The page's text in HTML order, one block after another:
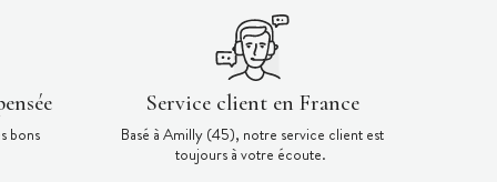
bons
Service client en France
Basé à Amilly (45), notre service client est
toujours à votre écoute.